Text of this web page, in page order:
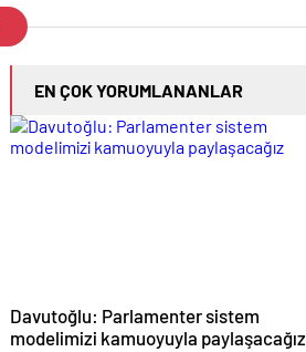
EN ÇOK YORUMLANANLAR
Davutoğlu: Parlamenter sistem
modelimizi kamuoyuyla paylaşacağız